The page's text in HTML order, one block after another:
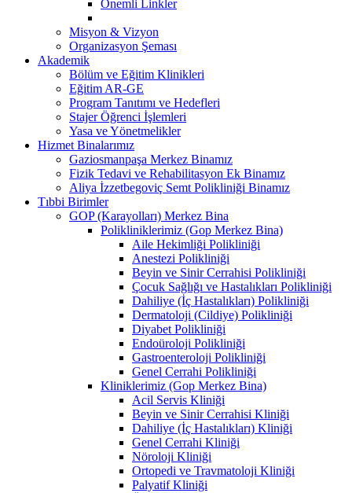
Önemli Linkler
Misyon & Vizyon
Organizasyon Şeması
Akademik
Bölüm ve Eğitim Klinikleri
Eğitim AR-GE
Program Tanıtımı ve Hedefleri
Stajer Öğrenci İşlemleri
Yasa ve Yönetmelikler
Hizmet Binalarımız
Gaziosmanpaşa Merkez Binamız
Fizik Tedavi ve Rehabilitasyon Ek Binamız
Aliya İzzetbegoviç Semt Polikliniği Binamız
Tıbbi Birimler
GOP (Karayolları) Merkez Bina
Polikliniklerimiz (Gop Merkez Bina)
Aile Hekimliği Polikliniği
Anestezi Polikliniği
Beyin ve Sinir Cerrahisi Polikliniği
Çocuk Sağlığı ve Hastalıkları Polikliniği
Dahiliye (İç Hastalıkları) Polikliniği
Dermatoloji (Cildiye) Polikliniği
Diyabet Polikliniği
Endoüroloji Polikliniği
Gastroenteroloji Polikliniği
Genel Cerrahi Polikliniği
Kliniklerimiz (Gop Merkez Bina)
Acil Servis Kliniği
Beyin ve Sinir Cerrahisi Kliniği
Dahiliye (İç Hastalıkları) Kliniği
Genel Cerrahi Kliniği
Nöroloji Kliniği
Ortopedi ve Travmatoloji Kliniği
Palyatif Kliniği